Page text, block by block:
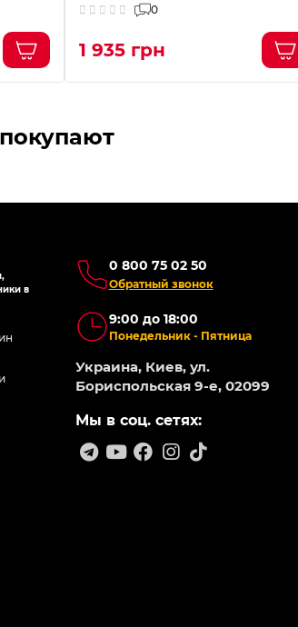
0
1 935 грн
в
0 800 75 02 50
Обратный звонок
9:00 до 18:00
Понедельник - Пятница
Украина, Киев, ул.
Бориспольская 9-е, 02099
Мы в соц. сетях: